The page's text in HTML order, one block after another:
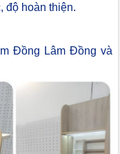
độ hoàn thiện.
Đồng Lâm Đồng và